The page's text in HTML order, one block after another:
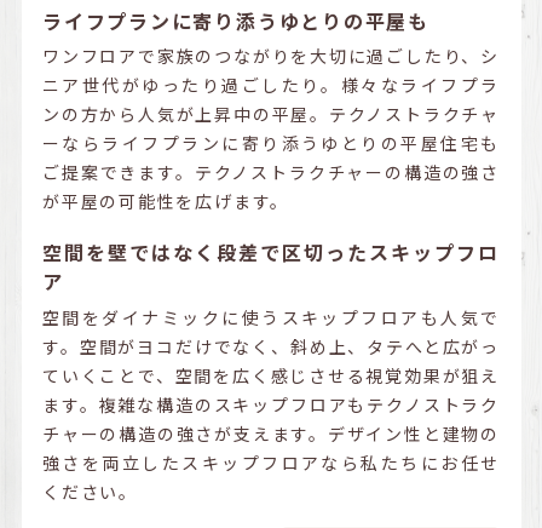
ライフプランに寄り添うゆとりの平屋も
ワンフロアで家族のつながりを大切に過ごしたり、シ
ニア世代がゆったり過ごしたり。様々なライフプラ
ンの方から人気が上昇中の平屋。テクノストラクチャ
ーならライフプランに寄り添うゆとりの平屋住宅も
ご提案できます。テクノストラクチャーの構造の強さ
が平屋の可能性を広げます。
空間を壁ではなく段差で区切ったスキップフロ
ア
空間をダイナミックに使うスキップフロアも人気で
す。空間がヨコだけでなく、斜め上、タテへと広がっ
ていくことで、空間を広く感じさせる視覚効果が狙え
ます。複雑な構造のスキップフロアもテクノストラク
チャーの構造の強さが支えます。デザイン性と建物の
強さを両立したスキップフロアなら私たちにお任せ
ください。